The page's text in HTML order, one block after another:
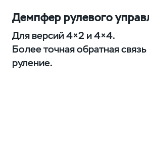
Демпфер рулевого
Для версий 4×2 и 4×4.
Более точная обратная
руление.